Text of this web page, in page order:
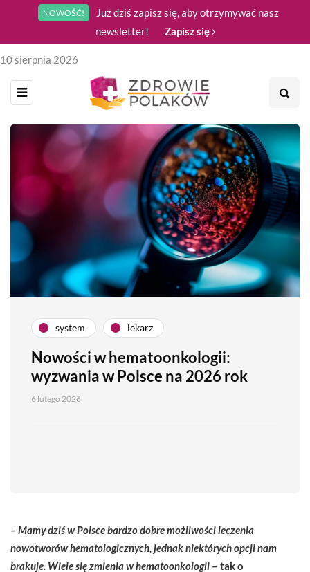
NOWOŚĆ!
Już dziś zapisz się, aby otrzymywać nasz
newsletter!
Zapisz się
10 sierpnia 2026
system lekarz
Nowości w hematoonkologii:
wyzwania w Polsce na 2026 rok
6 lutego 2026
– Mamy dziś w Polsce bardzo dobre możliwości leczenia
nowotworów hematologicznych, jednak niektórych opcji nam
brakuje. Wiele się zmienia w hematoonkologii – tak o